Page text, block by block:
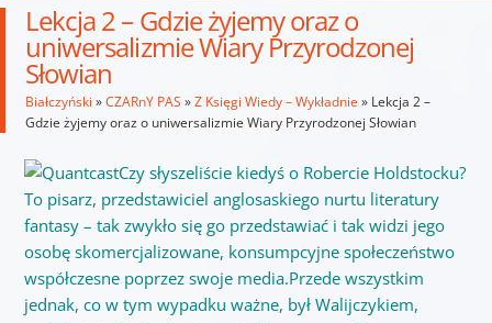
Lekcja 2 – Gdzie żyjemy oraz o
uniwersalizmie Wiary Przyrodzonej
Słowian
Białczyński »CZARnY PAS »Z Księgi Wiedy – Wykładnie » Lekcja 2 –
Gdzie żyjemy oraz o uniwersalizmie Wiary Przyrodzonej Słowian
Czy słyszeliście kiedyś o Robercie Holdstocku?
To pisarz, przedstawiciel anglosaskiego nurtu literatury
fantasy – tak zwykło się go przedstawiać i tak widzi jego
osobę skomercjalizowane, konsumpcyjne społeczeństwo
współczesne poprzez swoje media.Przede wszystkim
jednak, co w tym wypadku ważne, był Walijczykiem,